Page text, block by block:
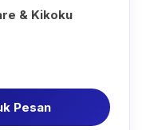
& Kikoku
Pesan